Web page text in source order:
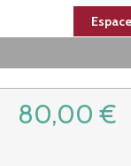
80,00 €